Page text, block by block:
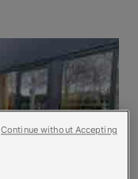
Continue without Accepting